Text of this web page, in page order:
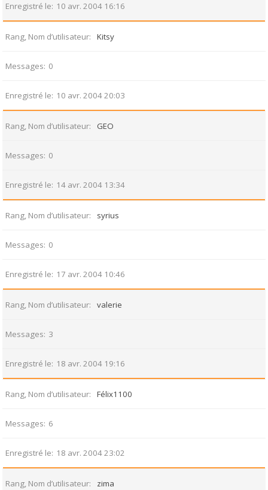
Enregistré le 10 avr. 2004 16:16
Rang, Nom d’utilisateur Kitsy
Messages 0
Enregistré le 10 avr. 2004 20:03
Rang, Nom d’utilisateur GEO
Messages 0
Enregistré le 14 avr. 2004 13:34
Rang, Nom d’utilisateur syrius
Messages 0
Enregistré le 17 avr. 2004 10:46
Rang, Nom d’utilisateur valerie
Messages 3
Enregistré le 18 avr. 2004 19:16
Rang, Nom d’utilisateur Félix1100
Messages 6
Enregistré le 18 avr. 2004 23:02
Rang, Nom d’utilisateur zima